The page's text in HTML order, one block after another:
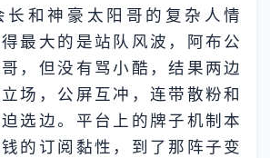
长和神豪太阳哥的复杂人情
最大的是站队风波，阿布公
，但没有骂小酷，结果两边
场，公屏互冲，连带散粉和
选边。平台上的牌子机制本
的订阅黏性，到了那阵子变